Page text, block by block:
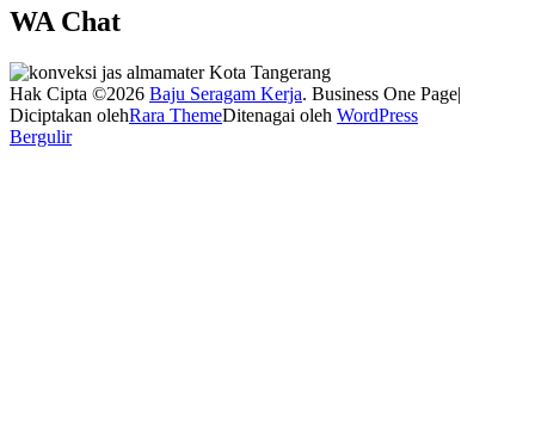
WA Chat
Hak Cipta ©2026 Baju Seragam Kerja. Business One Page|
Diciptakan olehRara ThemeDitenagai oleh WordPress
Bergulir